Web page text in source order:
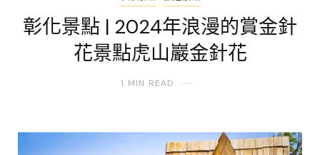
彰化景點 | 2024年浪漫的賞金針
花景點虎山巖金針花
1 MIN READ